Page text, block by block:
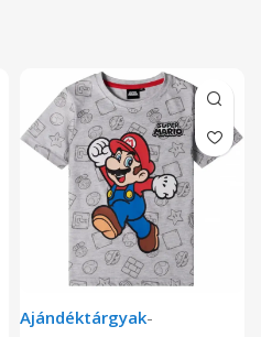
Ajándéktárgyak-